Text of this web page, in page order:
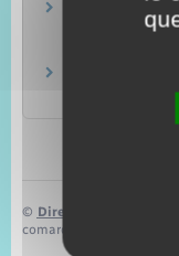
Vivre avec
Commission
Confédération
© Direction de
comarquage developpé